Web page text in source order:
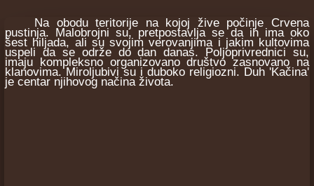
Na obodu teritorije na kojoj žive počinje Crvena
pustinja. Malobrojni su, pretpostavlja se da ih ima oko
šest hiljada, ali su svojim verovanjima i jakim kultovima
uspeli da se održe do dan danas. Poljoprivrednici su,
imaju kompleksno organizovano društvo zasnovano na
klanovima. Miroljubivi su i duboko religiozni. Duh 'Kačina'
je centar njihovog načina života.